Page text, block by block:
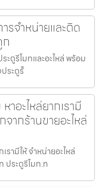
รจำหน่ายและติด
ตูรีโมทและอะไหล่ พร้อม
ระตูรั้
าอะไหล่ยากเรามี
จากร้านขายอะไหล่
รามีให้ จำหน่ายอะไหล่
ประตูรีโมท.n